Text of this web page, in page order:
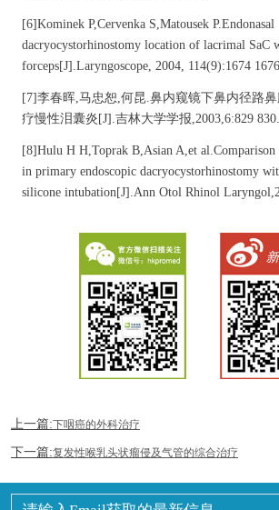
[6]Kominek P,Cervenka S,Matousek P.Endonasal
dacryocystorhinostomy location of lacrimal SaC
forceps[J].Laryngoscope, 2004, 114(9):1674 1676.
[7]李春晖,马忠恕,何昆.鼻内窥镜下鼻内径路
疗慢性泪囊炎[J].吉林大学学报,2003,6:829 830.
[8]Hulu H H,Toprak B,Asian A,et al.Comparison
in primary endoscopic dacryocystorhinostomy
silicone intubation[J].Ann Otol Rhinol
上一篇:下咽癌的外科治疗
下一篇:复发性喉乳头状瘤侵及气管的综合治疗